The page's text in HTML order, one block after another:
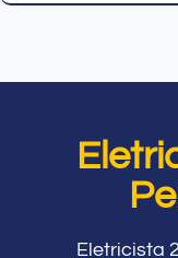
Eletricista